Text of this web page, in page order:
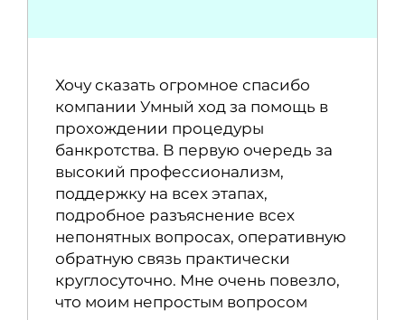
Хочу сказать огромное спасибо
компании Умный ход за помощь в
прохождении процедуры
банкротства. В первую очередь за
высокий профессионализм,
поддержку на всех этапах,
подробное разъяснение всех
непонятных вопросах, оперативную
обратную связь практически
круглосуточно. Мне очень повезло,
что моим непростым вопросом